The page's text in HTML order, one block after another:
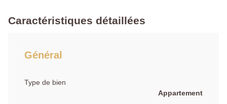
Caractéristiques détaillées
Général
Type de bien
Appartement